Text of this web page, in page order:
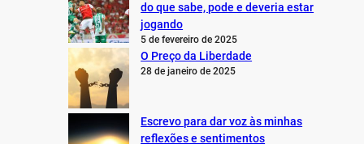
do que sabe, pode e deveria estar
jogando
5 de fevereiro de 2025
O Preço da Liberdade
28 de janeiro de 2025
Escrevo para dar voz às minhas
reflexões e sentimentos